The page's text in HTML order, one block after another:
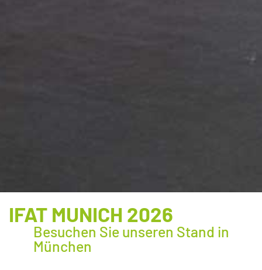
IFAT MUNICH 2026​
Besuchen Sie unseren Stand in
München